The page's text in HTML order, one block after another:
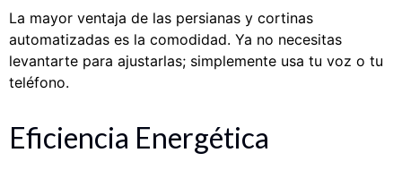
La mayor ventaja de las persianas y cortinas
automatizadas es la comodidad. Ya no necesitas
levantarte para ajustarlas; simplemente usa tu voz o tu
teléfono.
Eficiencia Energética